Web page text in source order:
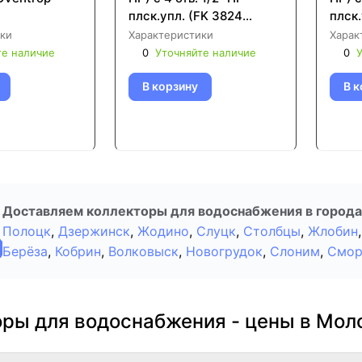
наличие
плск.упл. (FK 3824
112TP)
Характеристики
0 Уточняйте наличие
В корзину
0
В
Доставляем коллекторы для водоснабжения в
Полоцк, Дзержинск, Жодино, Слуцк, Столбцы, Жлобин,
Берёза, Кобрин, Волковыск, Новогрудок, Слоним,
для водоснабжения - цены в